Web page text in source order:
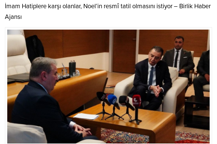
İmam Hatiplere karşı olanlar, Noel’in resmî tatil olmasını istiyor – Birlik Haber
Ajansı